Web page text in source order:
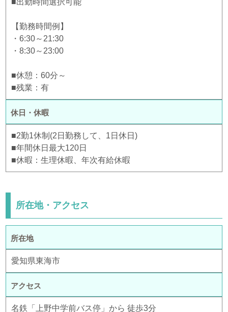
■出勤時間選択可能
【勤務時間例】
・6:30～21:30
・8:30～23:00
■休憩：60分～
■残業：有
休日・休暇
■2勤1休制(2日勤務して、1日休日)
■年間休日最大120日
■休暇：生理休暇、年次有給休暇
所在地・アクセス
所在地
愛知県東海市
アクセス
名鉄「上野中学前バス停」から 徒歩3分